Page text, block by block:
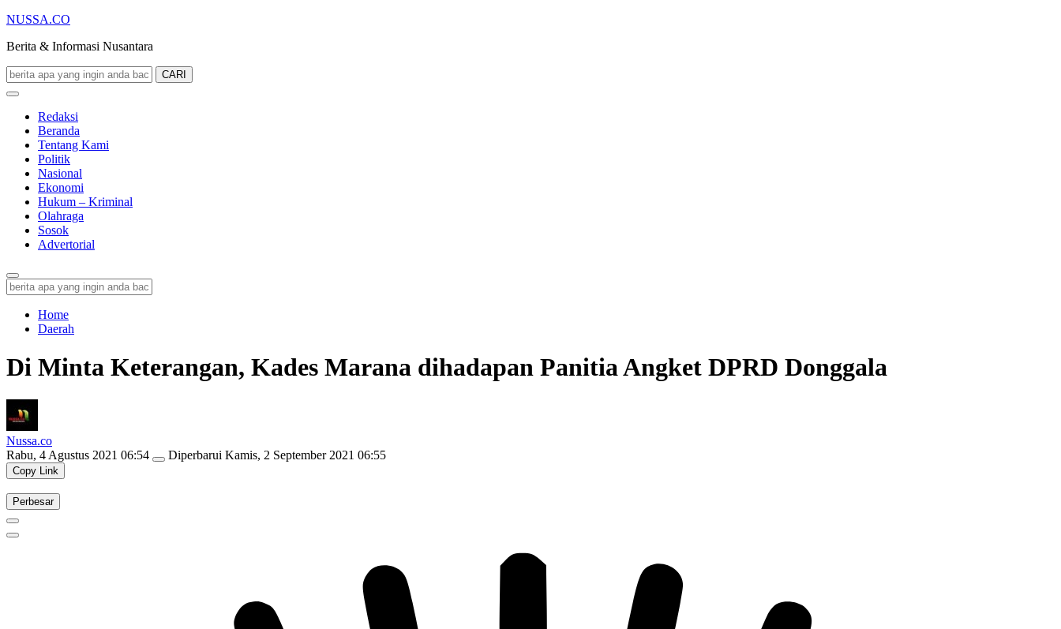
NUSSA.CO
Berita & Informasi Nusantara
CARI
Redaksi
Beranda
Tentang Kami
Politik
Nasional
Ekonomi
Hukum – Kriminal
Olahraga
Sosok
Advertorial
Home
Daerah
Di Minta Keterangan, Kades Marana dihadapan Panitia Angket DPRD Donggala
Nussa.co
Rabu, 4 Agustus 2021 06:54
Diperbarui Kamis, 2 September 2021 06:55
Copy Link
Perbesar